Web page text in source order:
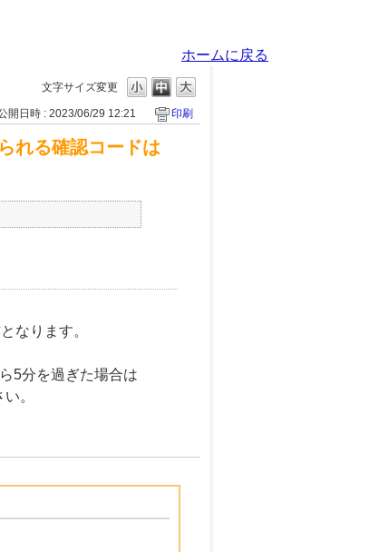
ホームに戻る
文字サイズ変更
開日時 : 2023/06/29 12:21 印刷
れる確認コードは
なります。
5分を過ぎた場合は
。